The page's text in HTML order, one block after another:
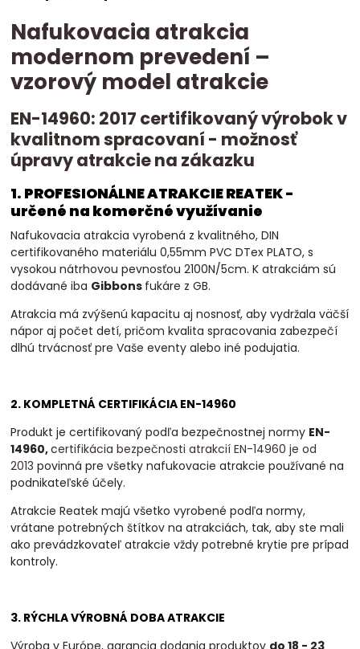
Nafukovacia atrakcia
modernom prevedení –
vzorový model atrakcie
EN-14960: 2017 certifikovaný výrobok v
kvalitnom spracovaní - možnosť
úpravy atrakcie na zákazku
1. PROFESIONÁLNE ATRAKCIE REATEK -
určené na komerčné využívanie
Nafukovacia atrakcia vyrobená z kvalitného, DIN
certifikovaného materiálu 0,55mm PVC DTex PLATO, s
vysokou nátrhovou pevnosťou 2100N/5cm. K atrakciám sú
dodávané iba Gibbons fukáre z GB.
Atrakcia má zvýšenú kapacitu aj nosnosť, aby vydržala väčší
nápor aj počet detí, pričom kvalita spracovania zabezpečí
dlhú trvácnosť pre Vaše eventy alebo iné podujatia.
2. KOMPLETNÁ CERTIFIKÁCIA EN-14960
Produkt je certifikovaný podľa bezpečnostnej normy EN-
14960,certifikácia bezpečnosti atrakcií EN-14960 je od
2013povinnápre všetky nafukovacie atrakcie používané na
podnikateľské účely.
Atrakcie Reatek majú všetko vyrobené podľa normy,
vrátane potrebných štítkov na atrakciách, tak, aby ste mali
ako prevádzkovateľ atrakcie vždy potrebné krytie pre prípad
kontroly.
3. RÝCHLA VÝROBNÁ DOBA ATRAKCIE
Výroba v Európe, garancia dodania produktov do 18 - 23